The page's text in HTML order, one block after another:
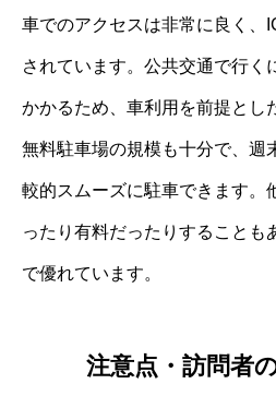
車でのアクセスは非常に良く、
されています。公共交通で行く
かかるため、車利用を前提とし
無料駐車場の規模も十分で、週
較的スムーズに駐車できます。
ったり有料だったりすることも
で優れています。
注意点・訪問者